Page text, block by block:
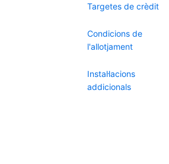
Targetes de crèdit
Condicions de
l'allotjament
Instal·lacions
addicionals